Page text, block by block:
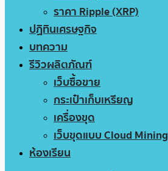
ราคา Ripple (XRP)
ปฏิทินเศรษฐกิจ
บทความ
รีวิวผลิตภัณฑ์
เว็บซื้อขาย
กระเป๋าเก็บเหรียญ
เครื่องขุด
เว็บขุดแบบ Cloud Mining
ห้องเรียน